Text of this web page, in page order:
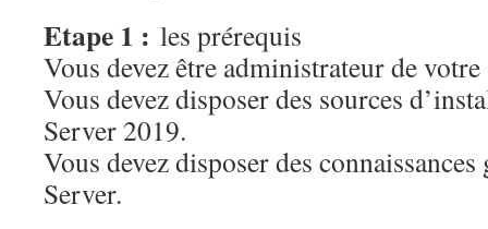
Etape 1 : les prérequis
Vous devez être administrateur de
Vous devez disposer des sources
Server 2019.
Vous devez disposer des
Server.